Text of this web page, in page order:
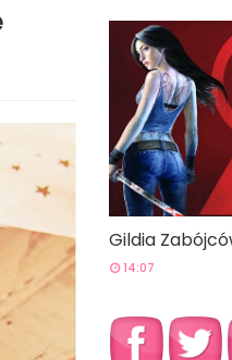
Gildia
14:07